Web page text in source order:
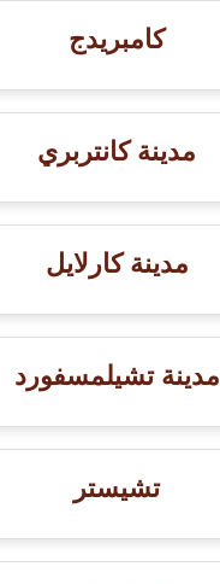
كامبريدج
مدينة كانتربري
مدينة كارلايل
مدينة تشيلمسفورد
تشيستر